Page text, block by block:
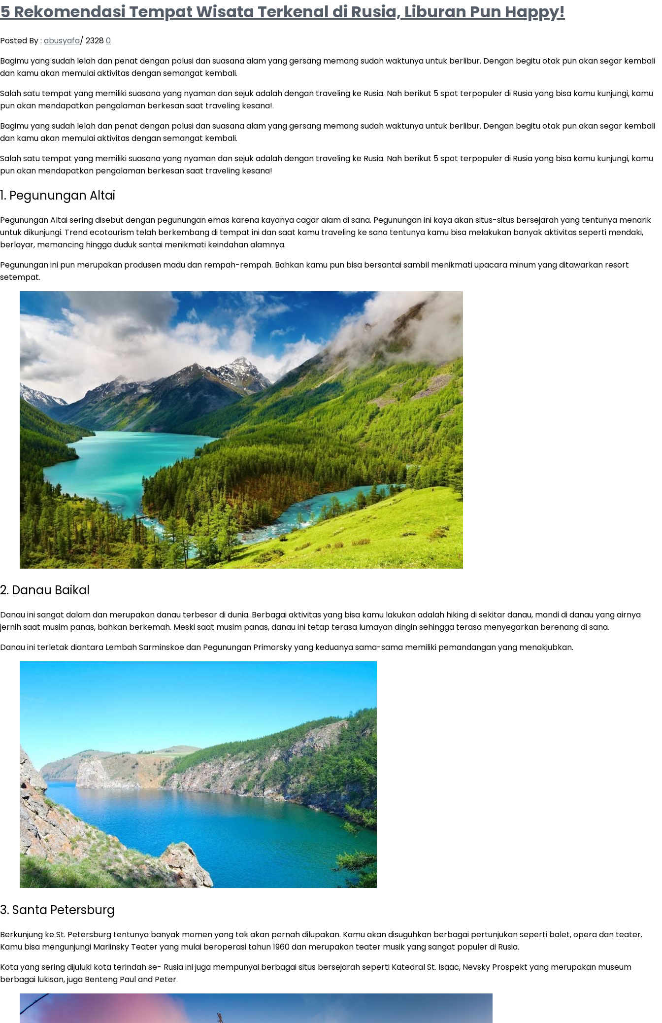
5 Rekomendasi Tempat Wisata Terkenal di Rusia, Liburan Pun Happy!
Posted By : abusyafa/ 23280
Bagimu yang sudah lelah dan penat dengan polusi dan suasana alam yang gersang memang sudah waktunya untuk berlibur. Dengan begitu otak pun akan segar kembali
dan kamu akan memulai aktivitas dengan semangat kembali.
Salah satu tempat yang memiliki suasana yang nyaman dan sejuk adalah dengan traveling ke Rusia. Nah berikut 5 spot terpopuler di Rusia yang bisa kamu kunjungi, kamu
pun akan mendapatkan pengalaman berkesan saat traveling kesana!.
Bagimu yang sudah lelah dan penat dengan polusi dan suasana alam yang gersang memang sudah waktunya untuk berlibur. Dengan begitu otak pun akan segar kembali
dan kamu akan memulai aktivitas dengan semangat kembali.
Salah satu tempat yang memiliki suasana yang nyaman dan sejuk adalah dengan traveling ke Rusia. Nah berikut 5 spot terpopuler di Rusia yang bisa kamu kunjungi, kamu
pun akan mendapatkan pengalaman berkesan saat traveling kesana!
1. Pegunungan Altai
Pegunungan Altai sering disebut dengan pegunungan emas karena kayanya cagar alam di sana. Pegunungan ini kaya akan situs-situs bersejarah yang tentunya menarik
untuk dikunjungi. Trend ecotourism telah berkembang di tempat ini dan saat kamu traveling ke sana tentunya kamu bisa melakukan banyak aktivitas seperti mendaki,
berlayar, memancing hingga duduk santai menikmati keindahan alamnya.
Pegunungan ini pun merupakan produsen madu dan rempah-rempah. Bahkan kamu pun bisa bersantai sambil menikmati upacara minum yang ditawarkan resort
setempat.
2. Danau Baikal
Danau ini sangat dalam dan merupakan danau terbesar di dunia. Berbagai aktivitas yang bisa kamu lakukan adalah hiking di sekitar danau, mandi di danau yang airnya
jernih saat musim panas, bahkan berkemah. Meski saat musim panas, danau ini tetap terasa lumayan dingin sehingga terasa menyegarkan berenang di sana.
Danau ini terletak diantara Lembah Sarminskoe dan Pegunungan Primorsky yang keduanya sama-sama memiliki pemandangan yang menakjubkan.
3. Santa Petersburg
Berkunjung ke St. Petersburg tentunya banyak momen yang tak akan pernah dilupakan. Kamu akan disuguhkan berbagai pertunjukan seperti balet, opera dan teater.
Kamu bisa mengunjungi Mariinsky Teater yang mulai beroperasi tahun 1960 dan merupakan teater musik yang sangat populer di Rusia.
Kota yang sering dijuluki kota terindah se- Rusia ini juga mempunyai berbagai situs bersejarah seperti Katedral St. Isaac, Nevsky Prospekt yang merupakan museum
berbagai lukisan, juga Benteng Paul and Peter.